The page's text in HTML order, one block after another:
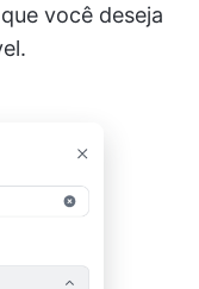
você deseja